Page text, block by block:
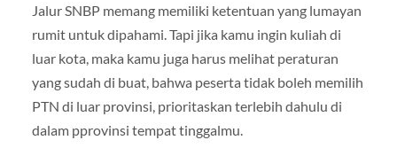
Jalur SNBP memang memiliki ketentuan yang lumayan
rumit untuk dipahami. Tapi jika kamu ingin kuliah di
luar kota, maka kamu juga harus melihat peraturan
yang sudah di buat, bahwa peserta tidak boleh memilih
PTN di luar provinsi, prioritaskan terlebih dahulu di
dalam pprovinsi tempat tinggalmu.